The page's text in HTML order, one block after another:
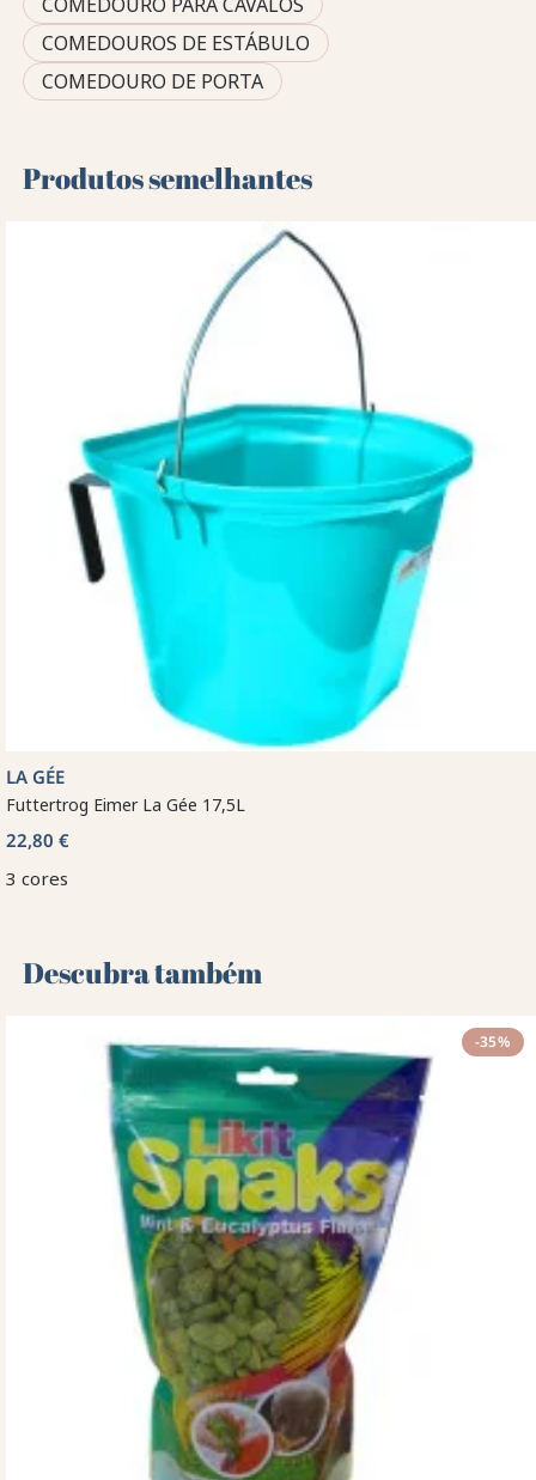
COMEDOUROS DE ESTÁBULO
COMEDOURO DE PORTA
Produtos semelhantes
LA GÉE
Futtertrog Eimer La Gée 17,5L
22,80 €
3 cores
Descubra também 🌻
-35%